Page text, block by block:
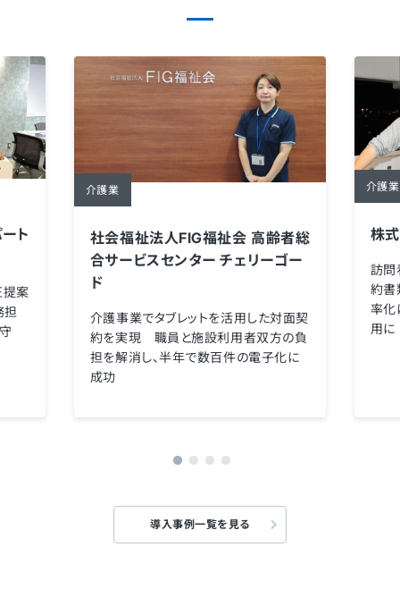
ト
提案
担
介護業
社会福祉法人FIG福祉会 高齢者総
合サービスセンター チェリーゴー
ド
介護事業でタブレットを活用した対面契
約を実現 職員と施設利用者双方の負
担を解消し、半年で数百件の電子化に
成功
介護業
株
訪問
約書
率化
用に
導入事例一覧を見る